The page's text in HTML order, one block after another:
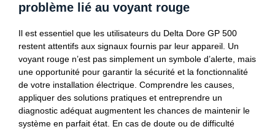
problème lié au voyant rouge
Il est essentiel que les utilisateurs du Delta Dore GP 500
restent attentifs aux signaux fournis par leur appareil. Un
voyant rouge n’est pas simplement un symbole d’alerte, mais
une opportunité pour garantir la sécurité et la fonctionnalité
de votre installation électrique. Comprendre les causes,
appliquer des solutions pratiques et entreprendre un
diagnostic adéquat augmentent les chances de maintenir le
système en parfait état. En cas de doute ou de difficulté